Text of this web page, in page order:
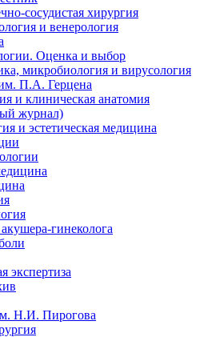
сосудистая хирургия
и венерология
Оценка и выбор
микробиология и вирусология
П.А. Герцена
и клиническая анатомия
журнал)
и эстетическая медицина
гинеколога
экспертиза
Н.И. Пирогова